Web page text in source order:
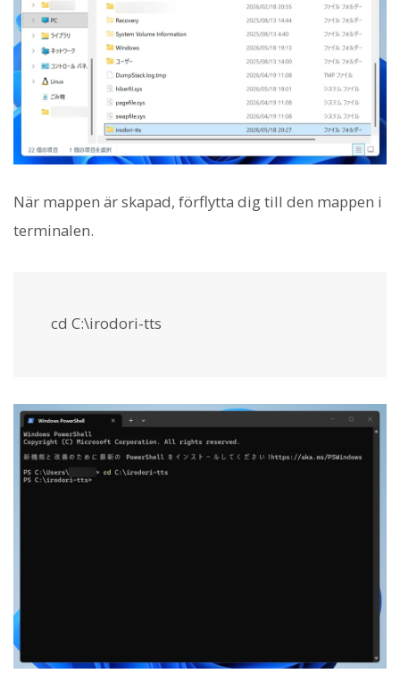
När mappen är skapad, förflytta dig till den mappen i
terminalen.
cd C:\irodori-tts